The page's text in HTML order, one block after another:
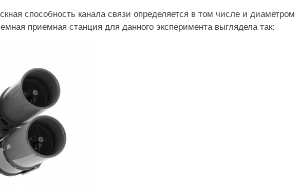
способность канала связи определяется в том числе и диаметром
приемная станция для данного эксперимента выглядела так: